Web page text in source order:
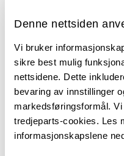
Denne nettsiden
Vi bruker
sikre best mulig
nettsidene. Dette
bevaring av innstillinger
markedsføringsformål.
tredjeparts-cookies. Les
informasjonskapslene
På kurse vil vi ha
inkluderer:
Oppretting av IT-
Semesteravgift -
hvordan dette
gå galt og hvordan